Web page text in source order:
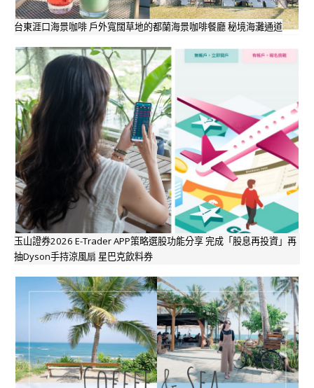
台東涯口海景咖啡 戶外寬闊草地的都蘭海景咖啡餐廳 秘境海灘通道
玉山證券2026 E-Trader APP策略選股功能分享 完成「股息再投資」再
抽Dyson手持涼風扇 星巴克飲料券